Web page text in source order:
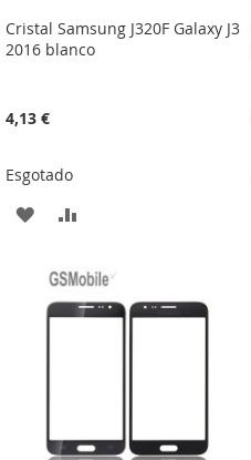
Cristal Samsung J320F Galaxy J3
2016 blanco
4,13 €
Esgotado
ADICIONAR
LISTACOMPARAÇÃO